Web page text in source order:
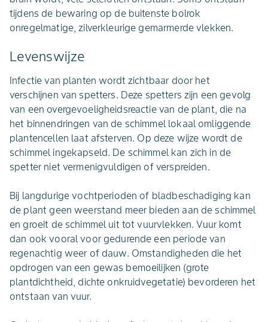
tijdens de bewaring op de buitenste bolrok
onregelmatige, zilverkleurige gemarmerde vlekken.
Levenswijze
Infectie van planten wordt zichtbaar door het
verschijnen van spetters. Deze spetters zijn een gevolg
van een overgevoeligheidsreactie van de plant, die na
het binnendringen van de schimmel lokaal omliggende
plantencellen laat afsterven. Op deze wijze wordt de
schimmel ingekapseld. De schimmel kan zich in de
spetter niet vermenigvuldigen of verspreiden.
Bij langdurige vochtperioden of bladbeschadiging kan
de plant geen weerstand meer bieden aan de schimmel
en groeit de schimmel uit tot vuurvlekken. Vuur komt
dan ook vooral voor gedurende een periode van
regenachtig weer of dauw. Omstandigheden die het
opdrogen van een gewas bemoeilijken (grote
plantdichtheid, dichte onkruidvegetatie) bevorderen het
ontstaan van vuur.